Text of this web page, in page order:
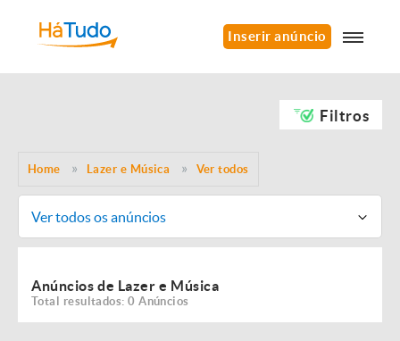
Inserir anúncio
Filtros
Home Lazer e Música Ver todos
Ver todos os anúncios
Anúncios de Lazer e Música
Total resultados: 0 Anúncios